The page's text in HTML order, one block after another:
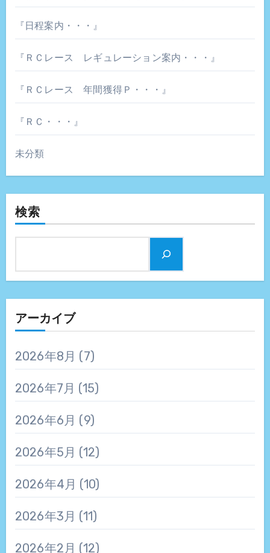
『日程案内・・・』
『ＲＣレース レギュレーション案内・・・』
『ＲＣレース 年間獲得Ｐ・・・』
『ＲＣ・・・』
未分類
検索
アーカイブ
2026年8月 (7)
2026年7月 (15)
2026年6月 (9)
2026年5月 (12)
2026年4月 (10)
2026年3月 (11)
2026年2月 (12)